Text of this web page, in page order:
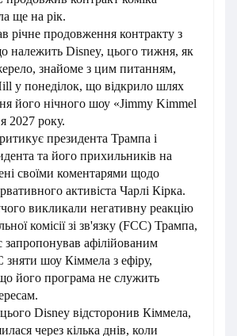
ще на рік.
річне продовження контракту з
належить Disney, цього тижня, як
знайоме з цим питанням,
у понеділок, що відкрило шлях
його нічного шоу «Jimmy Kimmel
2027 року.
президента Трампа і
та його прихильників на
своїми коментарями щодо
активіста Чарлі Кірка.
викликали негативну реакцію
комісії зі зв'язку (FCC) Трампа,
запропонував афілійованим
шоу Кіммела з ефіру,
його програма не служить
Disney відсторонив Кіммела,
через кілька днів, коли